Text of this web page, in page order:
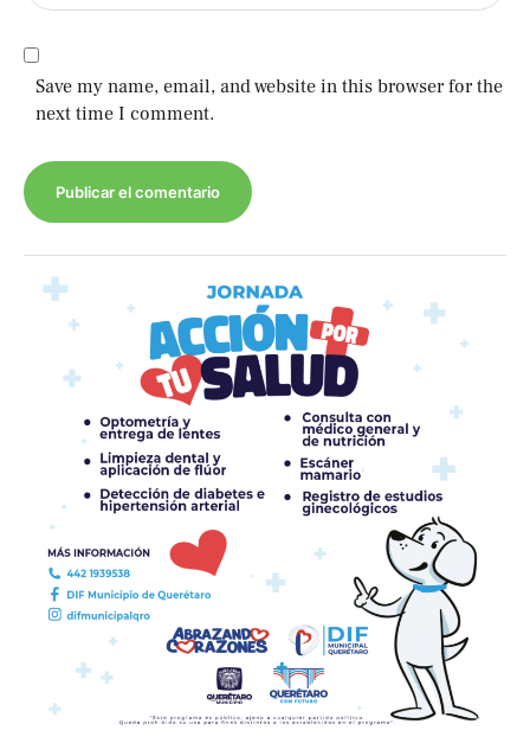
Save my name, email, and website in this browser for the
next time I comment.